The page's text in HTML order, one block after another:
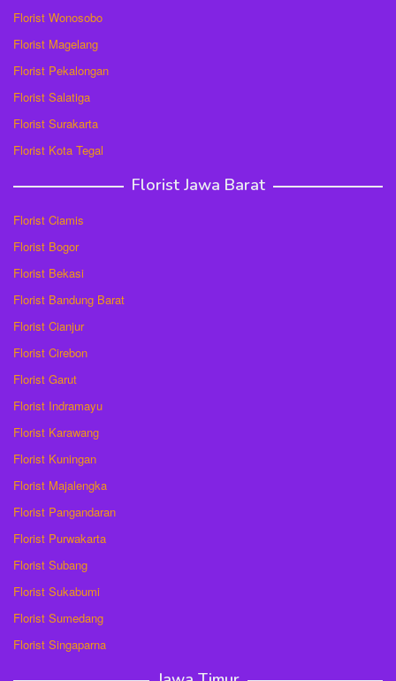
Florist Wonosobo
Florist Magelang
Florist Pekalongan
Florist Salatiga
Florist Surakarta
Florist Kota Tegal
Florist Jawa Barat
Florist Ciamis
Florist Bogor
Florist Bekasi
Florist Bandung Barat
Florist Cianjur
Florist Cirebon
Florist Garut
Florist Indramayu
Florist Karawang
Florist Kuningan
Florist Majalengka
Florist Pangandaran
Florist Purwakarta
Florist Subang
Florist Sukabumi
Florist Sumedang
Florist Singaparna